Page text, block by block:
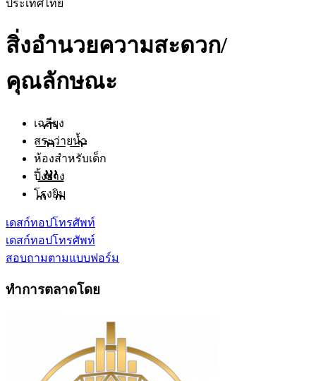
ประเทศไทย
สิ่งอำนวยความสะดวก/
คุณลักษณะ
เฉลียง
สระว่ายน้ำ
ห้องสำหรับเด็ก
ปิ้งย่าง
โรงยิม
เดสก์ทอปโทรศัพท์
เดสก์ทอปโทรศัพท์
สอบถามตามแบบฟอร์ม
ทำการตลาดโดย